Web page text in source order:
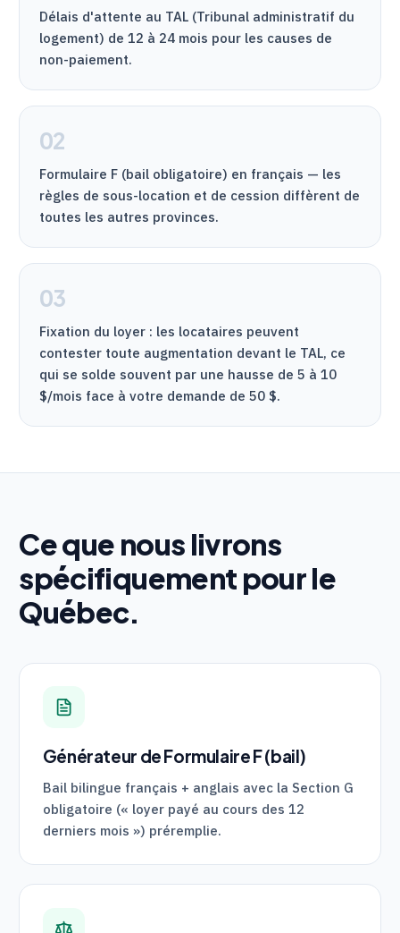
Délais d'attente au TAL(Tribunal administratif du
logement) de 12 à 24 mois pour les causes de
non-paiement.
02
Formulaire F (bail obligatoire) en français — les
règles de sous-location et de cession diffèrent de
toutes les autres provinces.
03
Fixation du loyer : les locataires peuvent
contester toute augmentation devant le TAL, ce
qui se solde souvent par une hausse de 5 à 10
$/mois face à votre demande de 50 $.
Ce que nous livrons
spécifiquement pour le
Québec.
Générateur de Formulaire F (bail)
Bail bilingue français + anglais avec la Section G
obligatoire (« loyer payé au cours des 12
derniers mois ») préremplie.